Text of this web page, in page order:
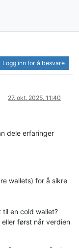
Logg inn for å besvare
27. okt. 2025, 11:40
dele erfaringer
wallets) for å sikre
en cold wallet?
først når verdien